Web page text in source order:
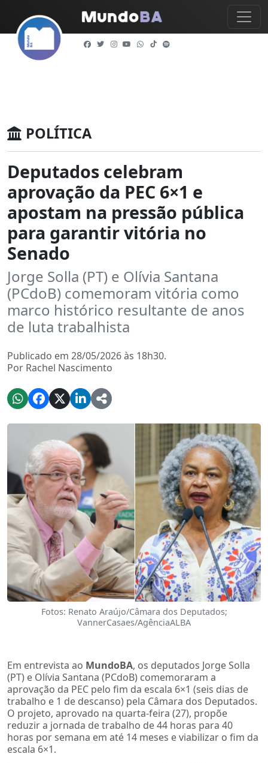
POLÍTICA
Deputados celebram
aprovação da PEC 6×1 e
apostam na pressão pública
para garantir vitória no
Senado
Jorge Solla (PT) e Olívia Santana
(PCdoB) comemoram vitória como
marco histórico resultante de anos
de luta trabalhista
Publicado em 28/05/2026 às 18h30.
Por Rachel Nascimento
Fotos: Renato Araújo/Câmara dos Deputados;
VannerCasaes/AgênciaALBA
Em entrevista ao MundoBA, os deputados Jorge Solla
(PT) e Olívia Santana (PCdoB) comemoraram a
aprovação da PEC pelo fim da escala 6×1 (seis dias de
trabalho e 1 de descanso) pela Câmara dos Deputados.
O projeto, aprovado na quarta-feira (27), propõe
reduzir a jornada de trabalho de 44 horas para 40
horas por semana em até 14 meses e viabilizar o fim da
escala 6×1.